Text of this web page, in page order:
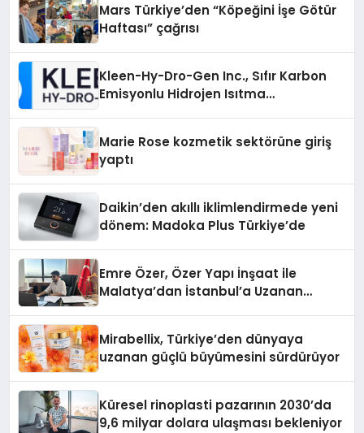
Mars Türkiye’den “Köpeğini İşe Götür
Haftası” çağrısı
Kleen-Hy-Dro-Gen Inc., Sıfır Karbon
Emisyonlu Hidrojen Isıtma
Marie Rose kozmetik sektörüne giriş
yaptı
Daikin’den akıllı iklimlendirmede yeni
dönem: Madoka Plus Türkiye’de
Emre Özer, Özer Yapı İnşaat ile
Malatya’dan İstanbul’a Uzanan
Mirabellix, Türkiye’den dünyaya
uzanan güçlü büyümesini sürdürüyor
Küresel rinoplasti pazarının 2030’da
9,6 milyar dolara ulaşması bekleniyor